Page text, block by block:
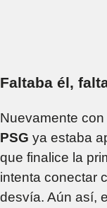
Faltaba él,
Nuevamente con
PSG ya estaba
que finalice la
intenta conectar
desvía. Aún así,